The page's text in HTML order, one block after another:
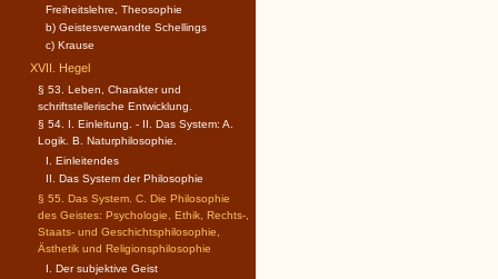
Freiheitslehre, Theosophie
b) Geistesverwandte Schellings
c) Krause
XVII. Hegel
§ 53. Leben, Charakter und
schriftstellerische Entwicklung.
§ 54. I. Einleitung. - II. Das System: A.
Logik. B. Naturphilosophie.
I. Einleitendes
II. Das System der Philosophie
§ 55. Das System. C. Die Philosophie
des Geistes: Psychologie, Ethik, Rechts-,
Staats- und Geschichtsphilosophie,
Ästhetik und Religionsphilosophie
I. Der subjektive Geist